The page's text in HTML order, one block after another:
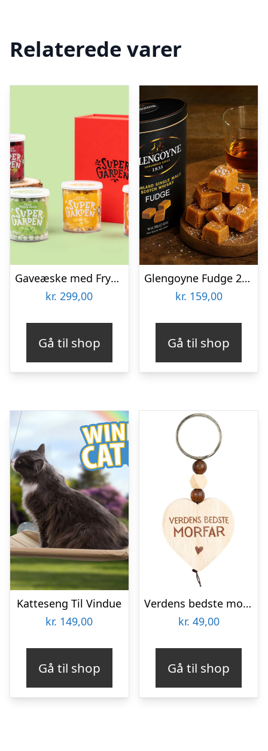
Relaterede varer
Gaveæske med Frysetørrede Grøntsager
kr. 299,00
Gå til shop
Glengoyne Fudge 250 gram
kr. 159,00
Gå til shop
Katteseng Til Vindue
kr. 149,00
Gå til shop
Verdens bedste morfar nøglering i træ
kr. 49,00
Gå til shop